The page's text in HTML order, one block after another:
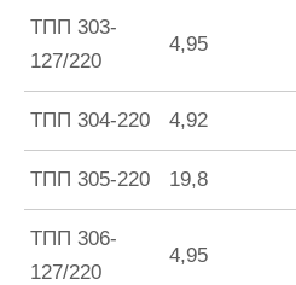
ТПП 303-
127/220
4,95
ТПП 304-220 4,92
ТПП 305-220 19,8
ТПП 306-
127/220
4,95